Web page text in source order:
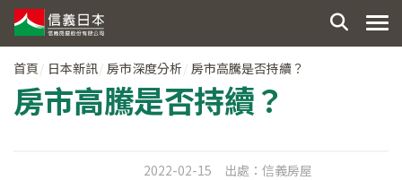
首頁 日本新訊 房市深度分析 房市高騰是否持續？
房市高騰是否持續？
2022-02-15 出處： 信義房屋